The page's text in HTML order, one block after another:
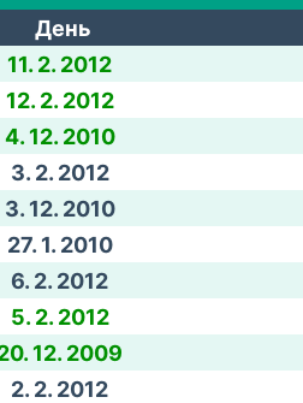
День
11. 2. 2012
12. 2. 2012
4. 12. 2010
3. 2. 2012
3. 12. 2010
27. 1. 2010
6. 2. 2012
5. 2. 2012
12. 2009
2. 2. 2012